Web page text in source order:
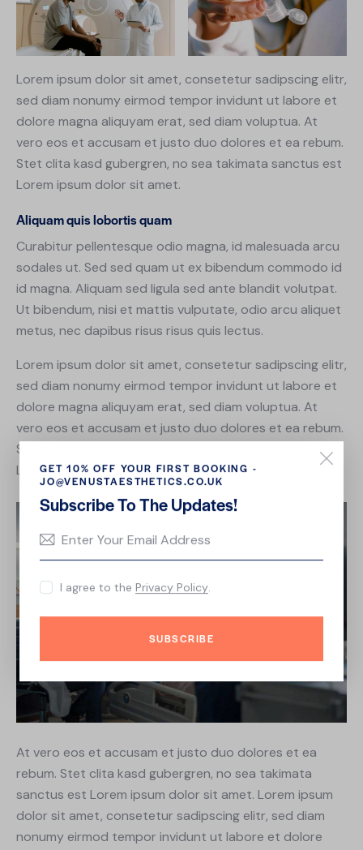
Lorem ipsum dolor sit amet, consetetur sadipscing elitr,
sed diam nonumy eirmod tempor invidunt ut labore et
dolore magna aliquyam erat, sed diam voluptua. At
vero eos et accusam et justo duo dolores et ea rebum.
Stet clita kasd gubergren, no sea takimata sanctus est
Lorem ipsum dolor sit amet.
Aliquam quis lobortis quam
Curabitur pellentesque odio magna, id malesuada arcu
sodales ut. Sed sed quam ut ex bibendum commodo id
id magna. Aliquam sed ligula sed ante blandit volutpat.
Ut bibendum, nisi et mattis vulputate, odio arcu aliquet
metus, nec dapibus risus risus quis lectus.
Lorem ipsum dolor sit amet, consetetur sadipscing elitr,
sed diam nonumy eirmod tempor invidunt ut labore et
dolore magna aliquyam erat, sed diam voluptua. At
vero eos et accusam et justo duo dolores et ea rebum.
Stet clita kasd gubergren, no sea takimata sanctus est
Lorem ipsum dolor sit amet.
At vero eos et accusam et justo duo dolores et ea
rebum. Stet clita kasd gubergren, no sea takimata
sanctus est Lorem ipsum dolor sit amet. Lorem ipsum
dolor sit amet, consetetur sadipscing elitr, sed diam
nonumy eirmod tempor invidunt ut labore et dolore
GET 10% OFF YOUR FIRST BOOKING -
JO@VENUSTAESTHETICS.CO.UK
Subscribe To The Updates!
SUBSCRIBE
I agree to the Privacy Policy.